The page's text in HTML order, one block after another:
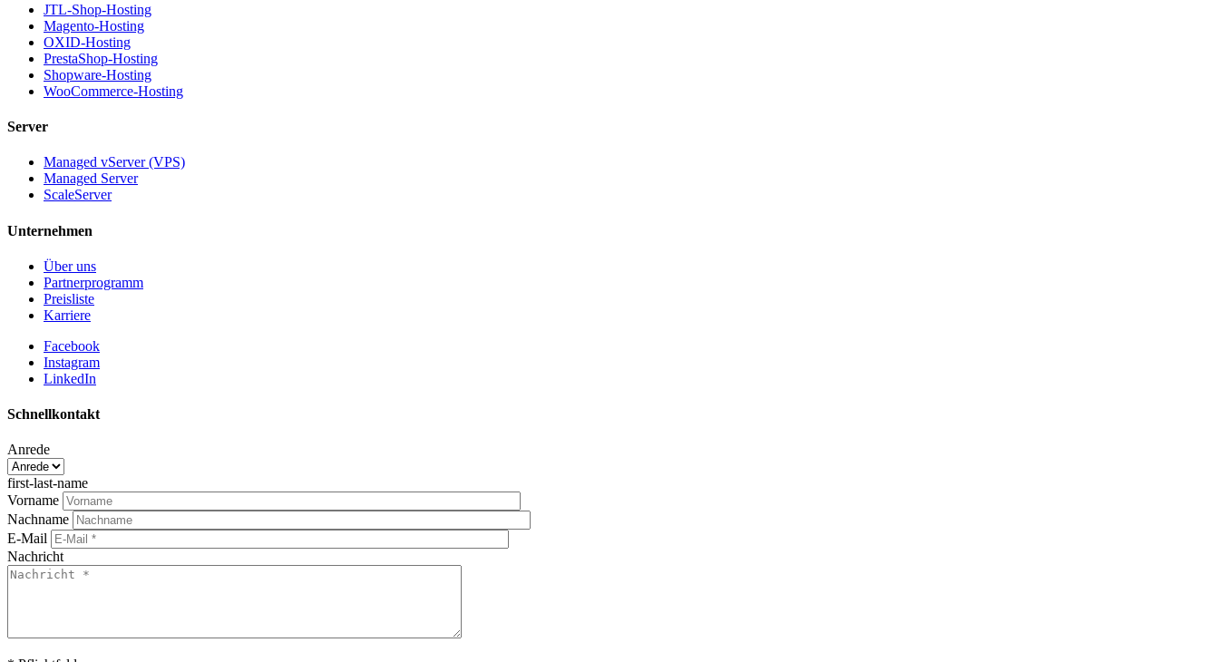
JTL-Shop-Hosting
Magento-Hosting
OXID-Hosting
PrestaShop-Hosting
Shopware-Hosting
WooCommerce-Hosting
Server
Managed vServer (VPS)
Managed Server
ScaleServer
Unternehmen
Über uns
Partnerprogramm
Preisliste
Karriere
Facebook
Instagram
LinkedIn
Schnellkontakt
Anrede
first-last-name
Vorname
Nachname
E-Mail
Nachricht